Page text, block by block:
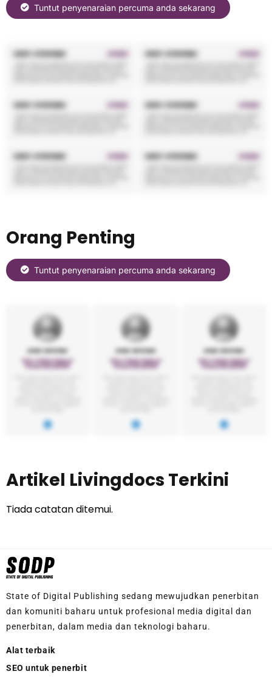
Tuntut penyenaraian percuma anda sekarang
Orang Penting
Tuntut penyenaraian percuma anda sekarang
Artikel Livingdocs Terkini
Tiada catatan ditemui.
State of Digital Publishing sedang mewujudkan penerbitan
dan komuniti baharu untuk profesional media digital dan
penerbitan, dalam media dan teknologi baharu.
Alat terbaik
SEO untuk penerbit